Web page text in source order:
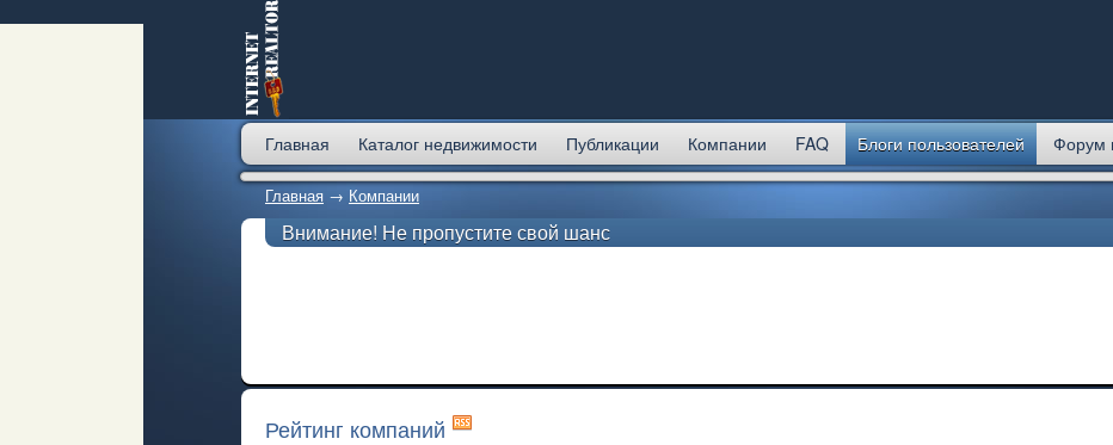
Главная Каталог недвижимости Публикации Компании FAQ Блоги пользователей Форум
Главная → Компании
Внимание! Не пропустите свой шанс
Рейтинг компаний